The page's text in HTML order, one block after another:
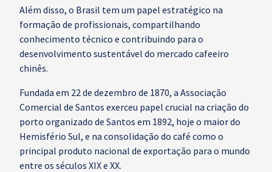
Além disso, o Brasil tem um papel estratégico na
formação de profissionais, compartilhando
conhecimento técnico e contribuindo para o
desenvolvimento sustentável do mercado cafeeiro
chinês.
Fundada em 22 de dezembro de 1870, a Associação
Comercial de Santos exerceu papel crucial na criação do
porto organizado de Santos em 1892, hoje o maior do
Hemisfério Sul, e na consolidação do café como o
principal produto nacional de exportação para o mundo
entre os séculos XIX e XX.